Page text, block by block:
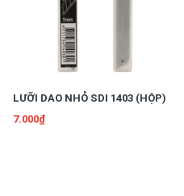
LƯỠI DAO NHỎ SDI 1403 (HỘP)
7.000₫